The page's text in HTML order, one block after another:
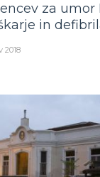
za umor
in
2018